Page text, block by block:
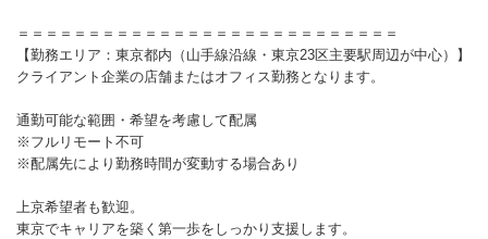
＝＝＝＝＝＝＝＝＝＝＝＝＝＝＝＝＝＝＝＝＝＝＝＝＝＝＝
【勤務エリア：東京都内（山手線沿線・東京23区主要駅周辺が中心）】
クライアント企業の店舗またはオフィス勤務となります。
通勤可能な範囲・希望を考慮して配属
※フルリモート不可
※配属先により勤務時間が変動する場合あり
上京希望者も歓迎。
東京でキャリアを築く第一歩をしっかり支援します。